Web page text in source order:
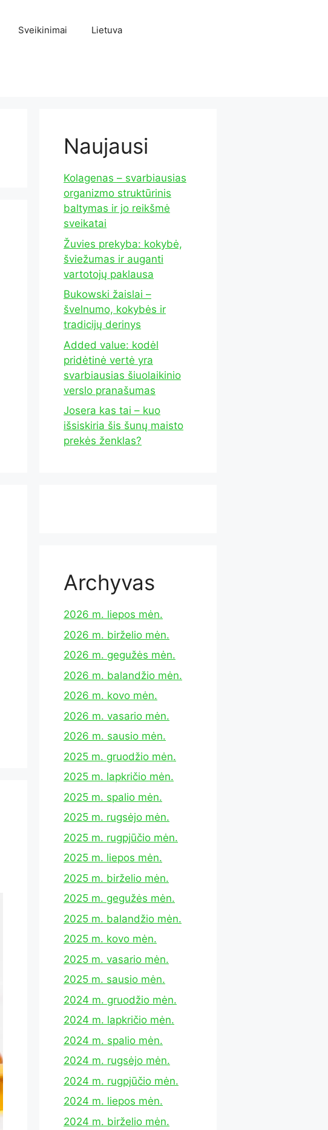
Sveikinimai Lietuva
Naujausi
Kolagenas – svarbiausias
organizmo struktūrinis
baltymas ir jo reikšmė
sveikatai
Žuvies prekyba: kokybė,
šviežumas ir auganti
vartotojų paklausa
Bukowski žaislai –
švelnumo, kokybės ir
tradicijų derinys
Added value: kodėl
pridėtinė vertė yra
svarbiausias šiuolaikinio
verslo pranašumas
Josera kas tai – kuo
išsiskiria šis šunų maisto
prekės ženklas?
Archyvas
2026 m. liepos mėn.
2026 m. birželio mėn.
2026 m. gegužės mėn.
2026 m. balandžio mėn.
2026 m. kovo mėn.
2026 m. vasario mėn.
2026 m. sausio mėn.
2025 m. gruodžio mėn.
2025 m. lapkričio mėn.
2025 m. spalio mėn.
2025 m. rugsėjo mėn.
2025 m. rugpjūčio mėn.
2025 m. liepos mėn.
2025 m. birželio mėn.
2025 m. gegužės mėn.
2025 m. balandžio mėn.
2025 m. kovo mėn.
2025 m. vasario mėn.
2025 m. sausio mėn.
2024 m. gruodžio mėn.
2024 m. lapkričio mėn.
2024 m. spalio mėn.
2024 m. rugsėjo mėn.
2024 m. rugpjūčio mėn.
2024 m. liepos mėn.
2024 m. birželio mėn.